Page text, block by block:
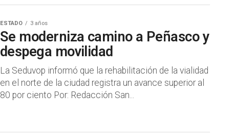
ESTADO 3 años
Se moderniza camino a Peñasco y
despega movilidad
La Seduvop informó que la rehabilitación de la vialidad
en el norte de la ciudad registra un avance superior al
80 por ciento Por: Redacción San...